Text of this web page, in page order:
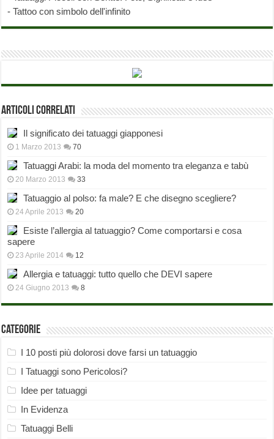
-Tattoo con simbolo dell'infinito
Articoli correlati
Il significato dei tatuaggi giapponesi
1 Marzo 2013 70
Tatuaggi Arabi: la moda del momento tra eleganza e tabù
20 Marzo 2013 33
Tatuaggio al polso: fa male? E che disegno scegliere?
24 Aprile 2013 20
Esiste l’allergia al tatuaggio? Come comportarsi e cosa
sapere
23 Aprile 2014 12
Allergia e tatuaggi: tutto quello che DEVI sapere
24 Giugno 2013 8
Categorie
I 10 posti più dolorosi dove farsi un tatuaggio
I Tatuaggi sono Pericolosi?
Idee per tatuaggi
In Evidenza
Tatuaggi Belli